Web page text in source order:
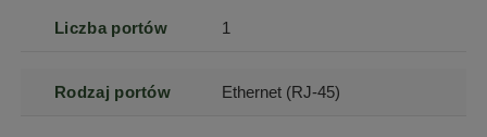
Liczba portów 1
Rodzaj portów Ethernet (RJ-45)